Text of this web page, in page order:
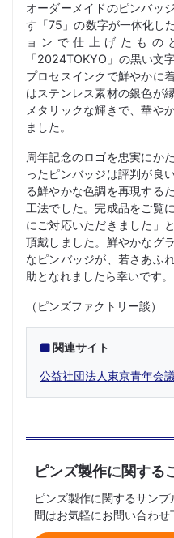
オーダーメイドのピンバッ
す「75」の数字が一体化し
ョンで仕上げたもの
「2024TOKYO」の黒い文
プロセスインクで鮮やかに
はステンレス素材の銀色が
メタリックな輝きで、華や
ました。
周年記念のロゴを忠実にか
ったピンバッジは評判が良
る鮮やかな色調を再現する
工法でした。完成品をご覧
にご対応いただきました」
頂戴しました。鮮やかなグ
なピンバッジが、若さあふ
助となれましたら幸いです。
（ピンズファクトリー談）
関連サイト
公益社団法人東京青年会
ピンズ製作に関する
ピンズ製作に関するサン
問はお気軽にお問い合わせ